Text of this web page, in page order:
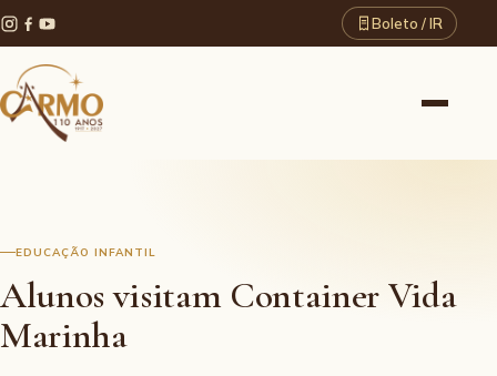
Boleto / IR
EDUCAÇÃO INFANTIL
Alunos visitam Container Vida
Marinha